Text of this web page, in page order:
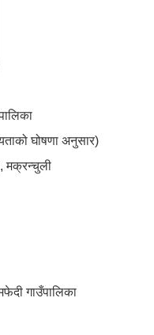
घोषणा अनुसार)
मक्रन्चुली
गाउँपालिका